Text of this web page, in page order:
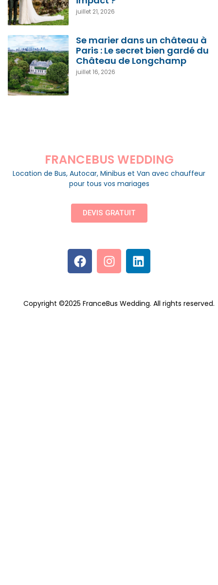
juillet 21, 2026
Se marier dans un château à
Paris : Le secret bien gardé du
Château de Longchamp
juillet 16, 2026
FRANCEBUS WEDDING
Location de Bus, Autocar, Minibus et Van avec chauffeur
pour tous vos mariages
DEVIS GRATUIT
Copyright ©2025 FranceBus Wedding. All rights reserved.